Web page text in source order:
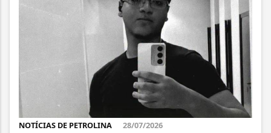
NOTÍCIAS DE PETROLINA 28/07/2026